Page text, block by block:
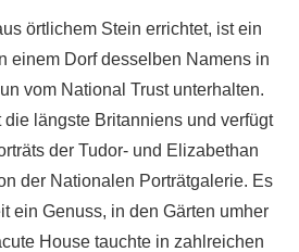
örtlichem Stein errichtet, ist ein
einem Dorf desselben Namens in
vom National Trust unterhalten.
längste Britanniens und verfügt
der Tudor- und Elizabethan
der Nationalen Porträtgalerie. Es
ein Genuss, in den Gärten umher
House tauchte in zahlreichen